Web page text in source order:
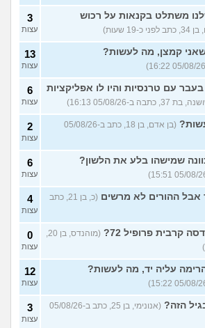
משתלט בקנאות על רכוש
כ-19 שעות)
3
עצות
קמצן, מה לעשות? 13
עצות
בעבר עם טרנסיות והיו לו אפליקציות
37, כתבה ב-05/08/26 16:13)
6
עצות
(בן אדם, בן 18, כתב ב-05/08/26
2
עצות
שמישהו בלע את הלשון? 6
עצות
אבל ההורים לא מרשים
(כ, בן 21, כתב
4
עצות
קרבית פרופיל 72?
(מוהנדס, בן 20,
0
עצות
עליה יד, מה לעשות? 12
עצות
הזה?
(אנונימי, בן 25, כתב ב-05/08/26
3
עצות